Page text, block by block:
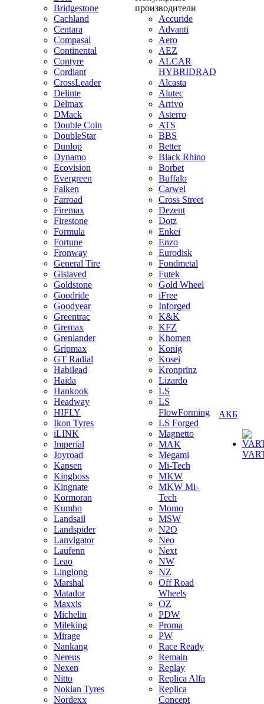
Bridgestone
Cachland
Centara
Compasal
Continental
Contyre
Cordiant
CrossLeader
Delinte
Delmax
DMack
Double Coin
DoubleStar
Dunlop
Dynamo
Ecovision
Evergreen
Falken
Farroad
Firemax
Firestone
Formula
Fortune
Fronway
General Tire
Gislaved
Goldstone
Goodride
Goodyear
Greentrac
Gremax
Grenlander
Gripmax
GT Radial
Habilead
Haida
Hankook
Headway
HIFLY
Ikon Tyres
iLINK
Imperial
Joyroad
Kapsen
Kingboss
Kingnate
Kormoran
Kumho
Landsail
Landspider
Lanvigator
Laufenn
Leao
Linglong
Marshal
Matador
Maxxis
Michelin
Mileking
Mirage
Nankang
Nereus
Nexen
Nitto
Nokian Tyres
Nordexx
производители
Accuride
Advanti
Aero
AEZ
ALCAR
HYBRIDRAD
Alcasta
Alutec
Arrivo
Asterro
ATS
BBS
Better
Black Rhino
Borbet
Buffalo
Carwel
Cross Street
Dezent
Dotz
Enkei
Enzo
Eurodisk
Fondmetal
Futek
Gold Wheel
iFree
Inforged
K&K
KFZ
Khomen
Konig
Kosei
Kronprinz
Lizardo
LS
LS
FlowForming
LS Forged
Magnetto
MAK
Megami
Mi-Tech
MKW
MKW Mi-
Tech
Momo
MSW
N2O
Neo
Next
NW
NZ
Off Road
Wheels
OZ
PDW
Proma
PW
Race Ready
Remain
Replay
Replica Alfa
Replica
Concept
АКБ